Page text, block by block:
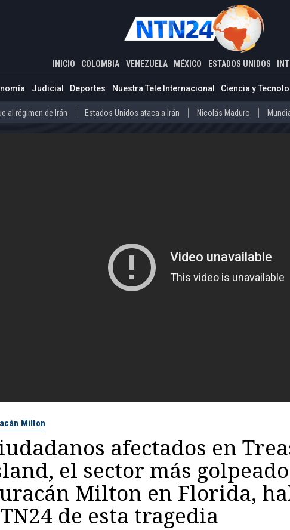
INICIO COLOMBIA VENEZUELA MÉXICO ESTADOS UNIDOS
Judicial Deportes Nuestra Tele Internacional Ciencia y
al régimen de Irán Estados Unidos ataca a Irán Nicolás Maduro
INTERNACIONAL
Treasure Island, el sector más golpeado por el huracán Milton en
de Irán Estados Unidos ataca a Irán Nicolás Maduro Mundial 2026
Gustavo Petro Abelardo de la Espriella Iván Cepeda Donald Trump
Milton
afectados en
el sector más
Milton en Florida,
de esta tragedia